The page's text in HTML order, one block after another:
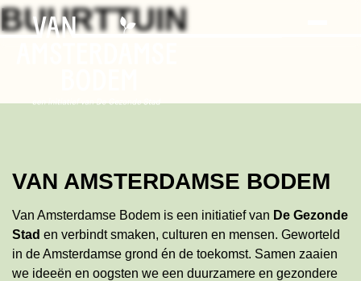
Skip
to
Search
BUURTTUIN
VAN AMSTERDAMSE BODEM
Van Amsterdamse Bodem is een initiatief van De Gezonde
Stad en verbindt smaken, culturen en mensen. Geworteld
in de Amsterdamse grond én de toekomst. Samen zaaien
we ideeën en oogsten we een duurzamere en gezondere